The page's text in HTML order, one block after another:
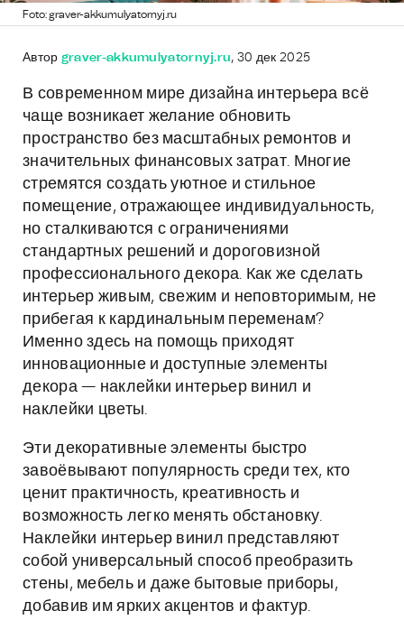
Foto: graver-akkumulyatornyj.ru
Автор graver-akkumulyatornyj.ru, 30 дек 2025
В современном мире дизайна интерьера всё
чаще возникает желание обновить
пространство без масштабных ремонтов и
значительных финансовых затрат. Многие
стремятся создать уютное и стильное
помещение, отражающее индивидуальность,
но сталкиваются с ограничениями
стандартных решений и дороговизной
профессионального декора. Как же сделать
интерьер живым, свежим и неповторимым, не
прибегая к кардинальным переменам?
Именно здесь на помощь приходят
инновационные и доступные элементы
декора — наклейки интерьер винил и
наклейки цветы.
Эти декоративные элементы быстро
завоёвывают популярность среди тех, кто
ценит практичность, креативность и
возможность легко менять обстановку.
Наклейки интерьер винил представляют
собой универсальный способ преобразить
стены, мебель и даже бытовые приборы,
добавив им ярких акцентов и фактур.